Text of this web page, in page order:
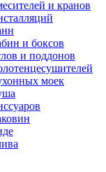
и кранов
и боксов
и поддонов
моек